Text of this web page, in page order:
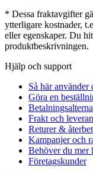
* Dessa fraktavgifter
ytterligare kostnader,
eller egenskaper. Du
produktbeskrivningen.
Hjälp och support
Så här
Göra en
Frakt och
Returer &
Kampanjer och
Behöver du mer
Företagskunder